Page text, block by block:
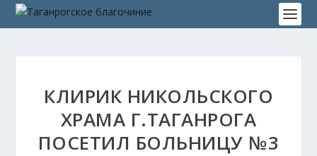
КЛИРИК НИКОЛЬСКОГО
ХРАМА Г.ТАГАНРОГА
ПОСЕТИЛ БОЛЬНИЦУ №3